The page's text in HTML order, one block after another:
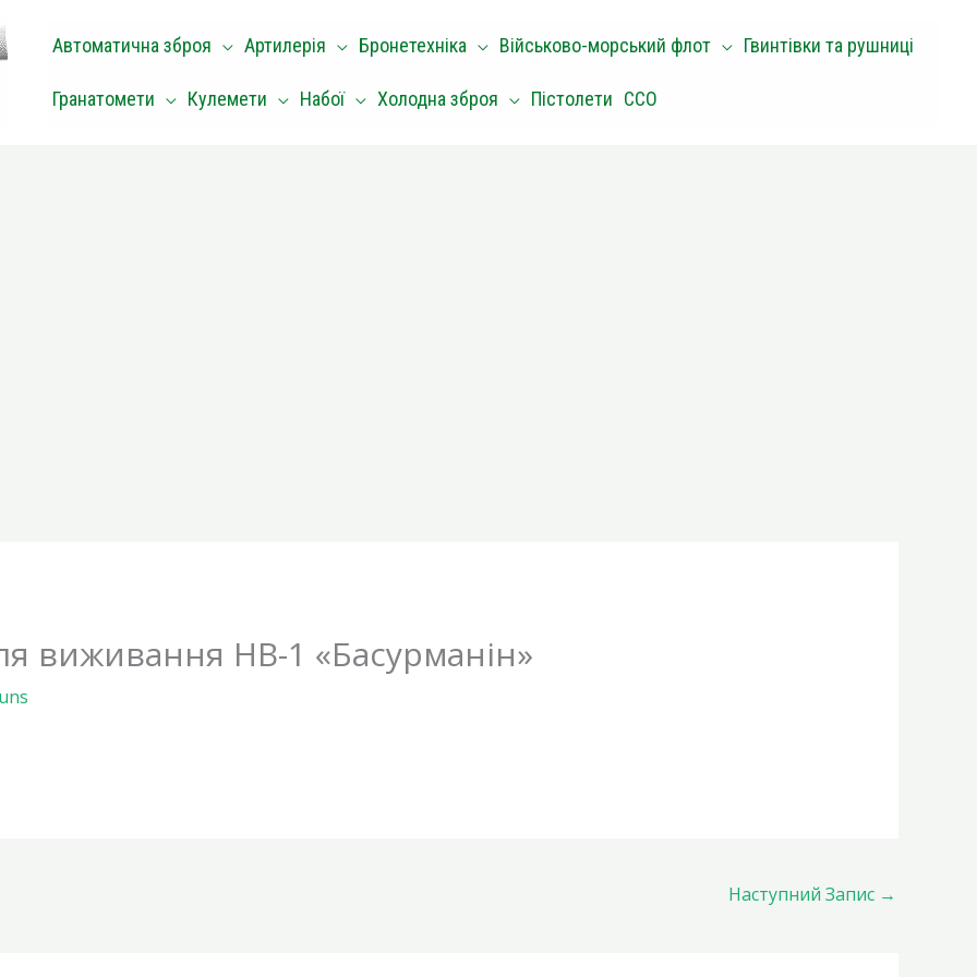
Автоматична зброя Артилерія Бронетехніка Військово-морський флот Гвинтівки та рушниці
Гранатомети Кулемети Набої Холодна зброя Пістолети ССО
виживання HB-1 «Басурманін»
Наступний Запис →